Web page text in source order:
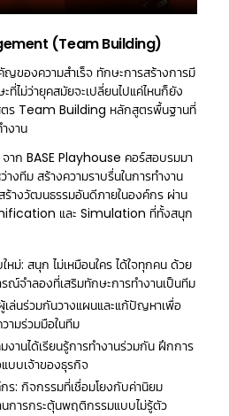
(Team Building)
ของความสำเร็จ ทักษะการสร้างการมี
ที่ไม่ว่ายุคสมัยจะเปลี่ยนไปแค่ไหนก็ยัง
ร Team Building หลักสูตรพื้นฐานที่
งาน
ก BASE Playhouse คอร์สอบรมมา
างทีม สร้างความราบรื่นในการทำงาน
างวัฒนธรรมอันดีภายในองค์กร ผ่าน
และ Simulation ที่ทั้งสนุก
ม่: สนุก ไม่เหมือนใคร ได้ใจทุกคน ด้วย
ณ์จำลองที่เสริมทักษะการทำงานเป็นทีม
เล่นร่วมกันวางแผนและแก้ปัญหาเพื่อ
ามร่วมมือในทีม
านได้เรียนรู้การทำงานร่วมกัน ฝึกการ
บบเจ้าของธุรกิจ
ร: กิจกรรมที่เชื่อมโยงกับค่านิยม
การกระตุ้นพฤติกรรมแบบไม่รู้ตัว